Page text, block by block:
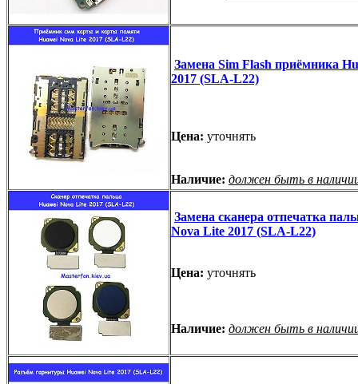
Замена Sim Flash приёмника
2017 (SLA-L22)
Цена: уточнять
Наличие: должен быть в
Замена сканера отпечатка
Nova Lite 2017 (SLA-L22)
Цена: уточнять
Наличие: должен быть в